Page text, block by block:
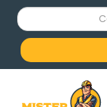
C
o
a